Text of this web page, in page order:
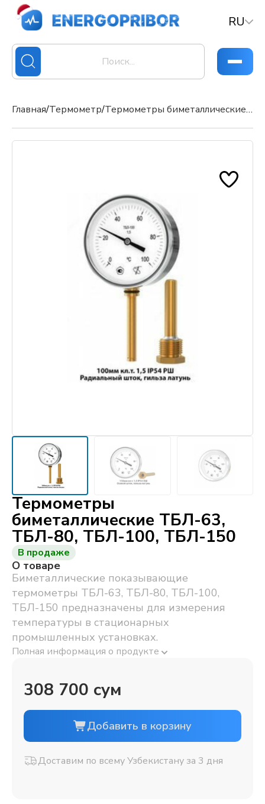
RU
Главная/Термометр/ Термометры биметаллические ТБЛ-63, ТБЛ-80, ТБЛ-100, ТБЛ-150
Термометры
биметаллические ТБЛ-63,
ТБЛ-80, ТБЛ-100, ТБЛ-150
В продаже
О товаре
Биметаллические показывающие
термометры ТБЛ-63, ТБЛ-80, ТБЛ-100,
ТБЛ-150 предназначены для измерения
температуры в стационарных
промышленных установках.
Полная информация о продукте
308 700 сум
Добавить в корзину
Доставим по всему Узбекистану за 3 дня